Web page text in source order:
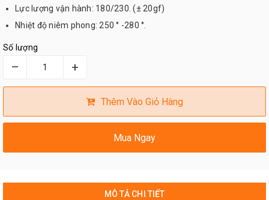
Lực lượng vận hành: 180/230. (± 20gf)
Nhiệt độ niêm phong: 250 ° -280 °.
Số lượng
– +
Thêm Vào Giỏ Hàng
Mua Ngay
MÔ TẢ CHI TIẾT